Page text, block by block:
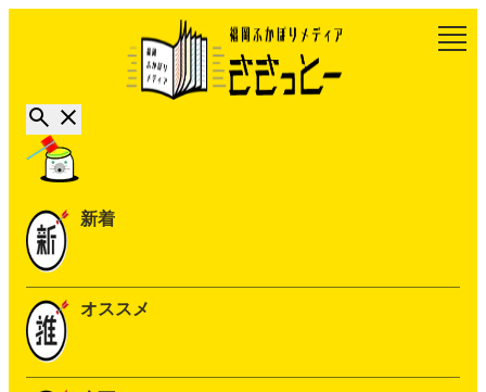
新着
オススメ